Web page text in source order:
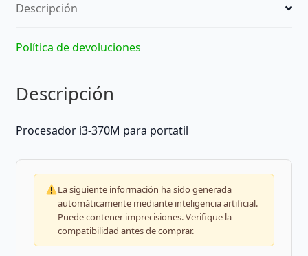
Descripción
Política de devoluciones
Descripción
Procesador i3-370M para portatil
La siguiente información ha sido generada
automáticamente mediante inteligencia artificial.
Puede contener imprecisiones. Verifique la
compatibilidad antes de comprar.